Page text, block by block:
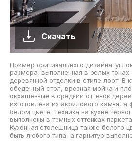
Скачать
Пример оригинального дизайна:
размера, выполненная в белых
деревянной отделки в стиле лофт. В
обеденный стол, врезная мойка и
окрашенные в средний оттенок
изготовлена из акрилового камня, а
белом цвете. Техника на кухне
выполнены в темных оттенках
Кухонная столешница также белого
быть любого типа, а гарнитур